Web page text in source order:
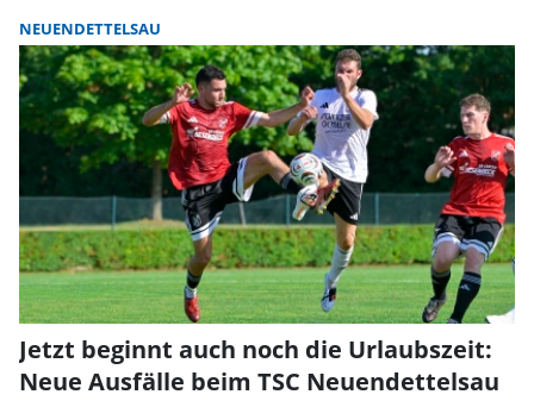
NEUENDETTELSAU
Jetzt beginnt auch noch die Urlaubszeit:
Neue Ausfälle beim TSC Neuendettelsau